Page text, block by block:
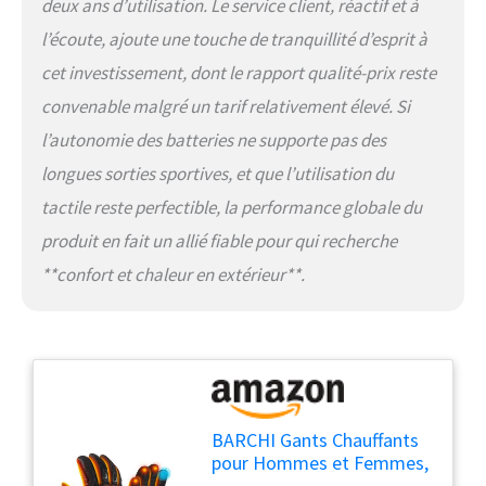
raides,la maladie de Raynaud,la
mauvaise circulation et les
choix pour toutes sortes de
cadeaux de vacances d'hiver.
gants chauffants ont passé
diverses certifications de
fiables.Tous nos produits
chauffants sont livrés avec une
Amazon "Contacter le vendeur"
et nous vous aiderons à les
résoudre rapidement.Veuillez lire
attentivement les instructions
pendant l'utilisation.
deux ans d’utilisation. Le service client, réactif et à
l’écoute, ajoute une touche de tranquillité d’esprit à
cet investissement, dont le rapport qualité-prix reste
convenable malgré un tarif relativement élevé. Si
l’autonomie des batteries ne supporte pas des
longues sorties sportives, et que l’utilisation du
tactile reste perfectible, la performance globale du
produit en fait un allié fiable pour qui recherche
**confort et chaleur en extérieur**.
BARCHI Gants Chauffants
pour Hommes et Femmes,